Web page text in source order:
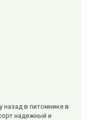
назад в питомнике в
надежный и